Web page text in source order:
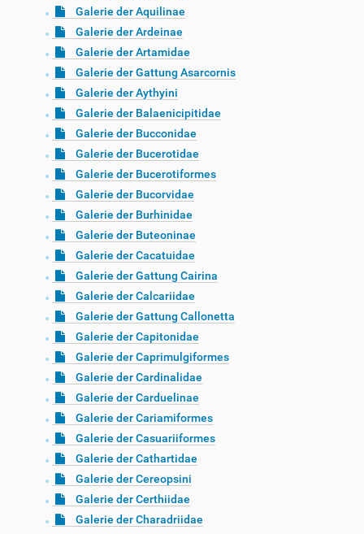
Galerie der Aquilinae
Galerie der Ardeinae
Galerie der Artamidae
Galerie der Gattung Asarcornis
Galerie der Aythyini
Galerie der Balaenicipitidae
Galerie der Bucconidae
Galerie der Bucerotidae
Galerie der Bucerotiformes
Galerie der Bucorvidae
Galerie der Burhinidae
Galerie der Buteoninae
Galerie der Cacatuidae
Galerie der Gattung Cairina
Galerie der Calcariidae
Galerie der Gattung Callonetta
Galerie der Capitonidae
Galerie der Caprimulgiformes
Galerie der Cardinalidae
Galerie der Carduelinae
Galerie der Cariamiformes
Galerie der Casuariiformes
Galerie der Cathartidae
Galerie der Cereopsini
Galerie der Certhiidae
Galerie der Charadriidae